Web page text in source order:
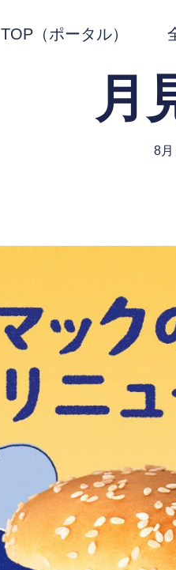
TOP（ポータル）
月
8月